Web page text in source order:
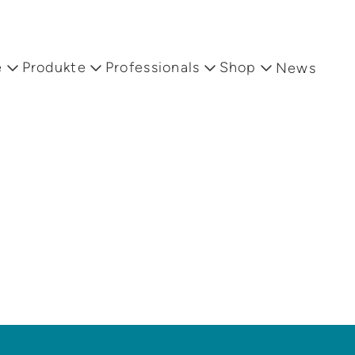
Produkte Professionals Shop News